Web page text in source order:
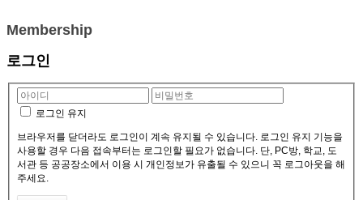
Membership
로그인
로그인 유지
브라우저를 닫더라도 로그인이 계속 유지될 수 있습니다. 로그인 유지 기능을
사용할 경우 다음 접속부터는 로그인할 필요가 없습니다. 단, PC방, 학교, 도
서관 등 공공장소에서 이용 시 개인정보가 유출될 수 있으니 꼭 로그아웃을 해
주세요.